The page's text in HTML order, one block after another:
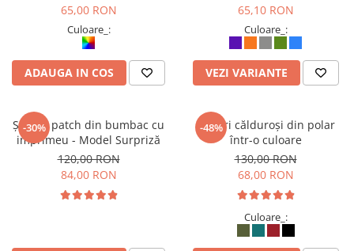
diferă nuanțele și ordinea
culorilor)
65,00 RON
Culoare_:
ADAUGA IN COS
65,10 RON
Culoare_:
VEZI VARIANTE
-30%
Șalvari patch din bumbac cu
imprimeu - Model Surpriză
120,00 RON
84,00 RON
-48%
Șalvari călduroși din polar
într-o culoare
130,00 RON
68,00 RON
Culoare_: